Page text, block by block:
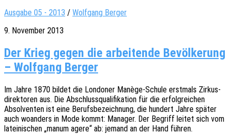
Ausgabe 05 - 2013 / Wolfgang Berger
9. November 2013
Der Krieg gegen die arbeitende Bevölkerung
– Wolfgang Berger
Im Jahre 1870 bildet die Londo­ner Manège-Schule erst­mals Zirkus­
di­rek­to­ren aus. Die Abschluss­qua­li­fi­ka­ti­on für die erfolg­rei­chen
Absol­ven­ten ist eine Berufs­be­zeich­nung, die hundert Jahre später
auch woan­ders in Mode kommt: Mana­ger. Der Begriff leitet sich vom
latei­ni­schen „manum agere“ ab: jemand an der Hand führen.